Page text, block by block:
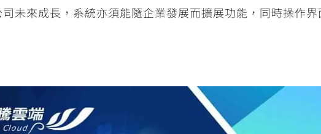
未來成長，系統亦須能隨企業發展而擴展功能，同時操作